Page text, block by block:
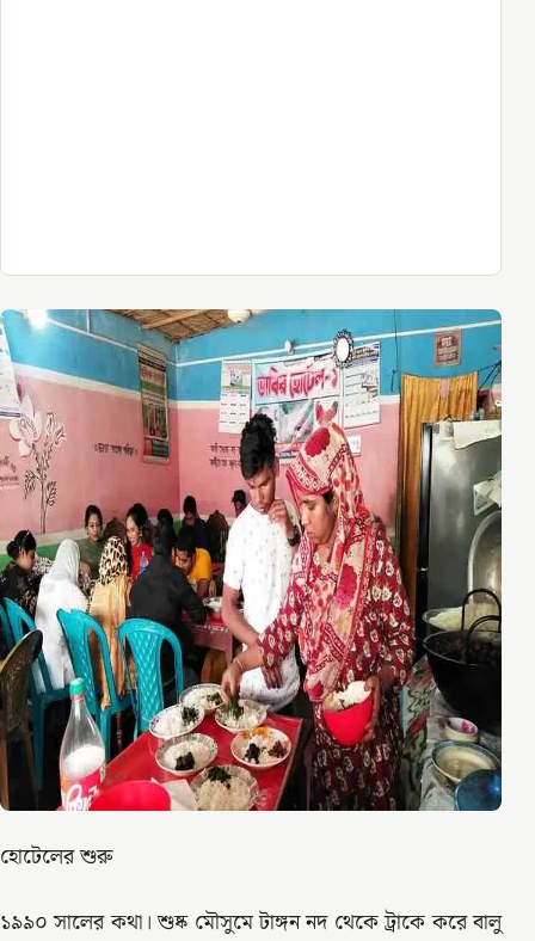
হোটেলের শুরু
১৯৯০ সালের কথা। শুষ্ক মৌসুমে টাঙ্গন নদ থেকে ট্রাকে করে বালু